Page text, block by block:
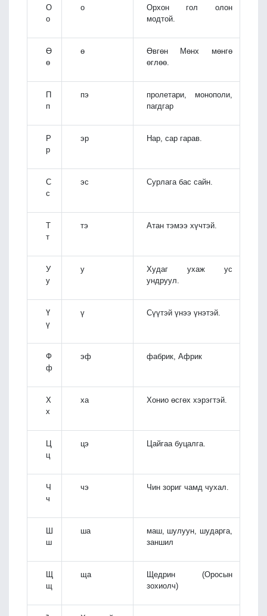
О
о
о
Орхон гол олон
модтой.
Ө
ө
ө
Өвгөн Мөнх мөнгө
өглөө.
П
п
пэ
пролетари, монополи,
пагдгар
Р
р
эр Нар, сар гарав.
С
с
эс Сурлага бас сайн.
Т
т
тэ Атан тэмээ хүчтэй.
У
у
у
Худаг ухаж ус
ундруул.
Ү
ү
ү Сүүтэй үнээ үнэтэй.
Ф
ф
эф фабрик, Африк
Х
х
ха Хонио өсгөх хэрэгтэй.
Ц
ц
цэ Цайгаа буцалга.
Ч
ч
чэ Чин зориг чамд чухал.
Ш
ш
ша
маш, шулуун, шударга,
заншил
Щ
щ
ща
Щедрин (Оросын
зохиолч)